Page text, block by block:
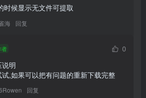
Bunny[155P+2V-1.35G]
撮り⑦[53P+1V-297.4M]
撮り②[50P+1V-186.3M]
野本-牛牛女郎[113P+1V-965.8M]
野本-奶牛比基尼[98P+1V-1.01G]
时候显示无文件可提取
海 回复
者
0
明
,如果可以把有问题的重新下载完整
回复